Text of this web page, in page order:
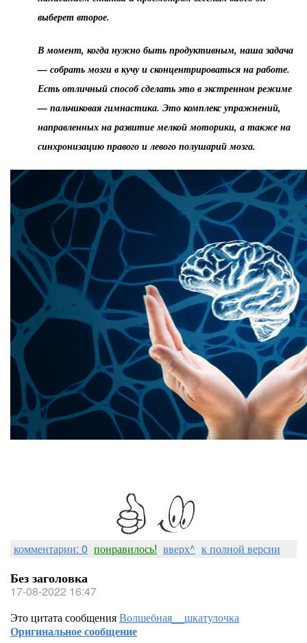
выберет второе.
В момент, когда нужно быть продуктивным, наша задача
— собрать мозги в кучу и сконцентрироваться на работе.
Есть отличный способ сделать это в экстренном режиме
— пальчиковая гимнастика. Это комплекс упражнений,
направленных на развитие мелкой моторики, а также на
синхронизацию правого и левого полушарий мозга.
комментарии: 0 понравилось! вверх^ к полной версии
Без заголовка
17-08-2022 16:47
Это цитата сообщенияВолшебная__шкатулочка
Оригинальное сообщение